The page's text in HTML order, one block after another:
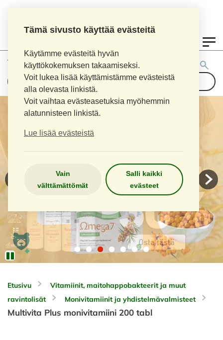
Tämä sivusto käyttää evästeitä
Käytämme evästeitä hyvän
käyttökokemuksen takaamiseksi.
Voit lukea lisää käyttämistämme evästeistä
alla olevasta linkistä.
Voit vaihtaa evästeasetuksia myöhemmin
alatunnisteen linkistä.
Lue lisää evästeistä
Vain
välttämättömät
Salli kaikki
evästeet
Tuotehaku:
Etusivu
Vitamiinit, maitohappobakteerit ja muut
ravintolisät
Monivitamiinit ja yhdistelmävalmisteet
Multivita Plus monivitamiini 200 tabl